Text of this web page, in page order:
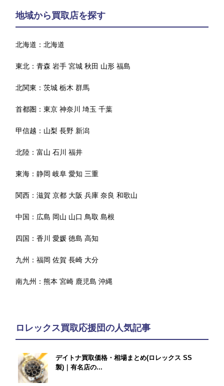
地域から買取店を探す
北海道：北海道
東北：青森 岩手 宮城 秋田 山形 福島
北関東：茨城 栃木 群馬
首都圏：東京 神奈川 埼玉 千葉
甲信越： 山梨 長野 新潟
北陸：富山 石川 福井
東海：静岡 岐阜 愛知 三重
関西：滋賀 京都 大阪 兵庫 奈良 和歌山
中国： 広島 岡山 山口 鳥取 島根
四国：香川 愛媛 徳島 高知
九州：福岡 佐賀 長崎 大分
南九州：熊本 宮崎 鹿児島 沖縄
ロレックス買取応援団の人気記事
デイトナ買取価格・相場まとめ(ロレックス SS
製)｜有名店の...